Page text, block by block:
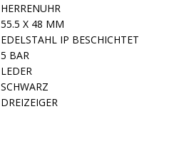
HERRENUHR
55.5 X 48 MM
EDELSTAHL IP BESCHICHTET
5 BAR
LEDER
SCHWARZ
DREIZEIGER